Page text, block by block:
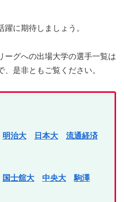
躍に期待しましょう。
ーグへの出場大学の選手一覧は
是非ともご覧ください。
明治大 日本大
流通経済
国士舘大 中央大
駒澤